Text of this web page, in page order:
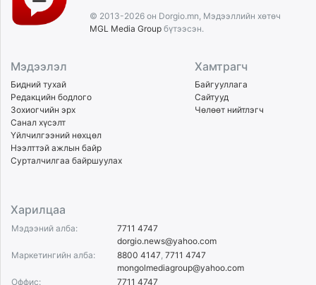
© 2013-2026 он Dorgio.mn, Мэдээллийн хөтөч
MGL Media Group бүтээсэн.
Мэдээлэл
Бидний тухай
Редакцийн бодлого
Зохиогчийн эрх
Санал хүсэлт
Үйлчилгээний нөхцөл
Нээлттэй ажлын байр
Сурталчилгаа байршуулах
Хамтрагч
Байгууллага
Сайтууд
Чөлөөт нийтлэгч
Харилцаа
Мэдээний алба:
7711 4747
dorgio.news@yahoo.com
Маркетингийн алба:
8800 4147 7711 4747
mongolmediagroup@yahoo.com
Оффис:
7711 4747